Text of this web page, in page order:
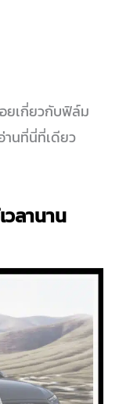
ยเกี่ยวกับฟิล์ม
านที่นี่ที่เดียว
ลานาน